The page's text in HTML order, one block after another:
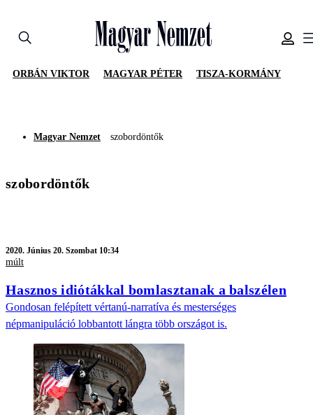
ORBÁN VIKTOR MAGYAR PÉTER TISZA-KORMÁNY
Magyar Nemzet szobordöntők
szobordöntők
2020. Június 20. Szombat 10:34
múlt
Hasznos idiótákkal bomlasztanak a balszélen
Gondosan felépített vértanú-narratíva és mesterséges
népmanipuláció lobbantott lángra több országot is.